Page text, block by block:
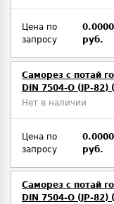
Цена по
запросу
руб.
Саморез с потай
DIN 7504-O (JP-82)
Нет в наличии
Цена по
запросу
руб.
Саморез с потай
DIN 7504-O (JP-82)